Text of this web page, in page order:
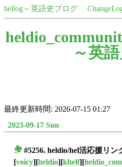
hellog～英語史ブログ
～英
最終更新時間: 2026-07-15 01:27
2023-09-17 Sun
#5256. heldio/hel活応援リン
[voicy][heldio][khelf][